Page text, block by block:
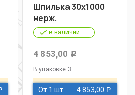
Шпилька 30х1000
нерж.
в наличии
4 853,00 Р
В упаковке 3
От 1 шт 4 853,00 Р